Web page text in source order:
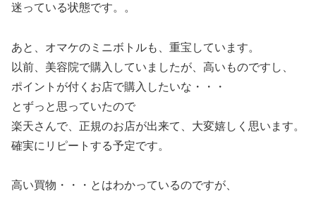
迷っている状態です。。
あと、オマケのミニボトルも、重宝しています。
以前、美容院で購入していましたが、高いものですし、
ポイントが付くお店で購入したいな・・・
とずっと思っていたので
楽天さんで、正規のお店が出来て、大変嬉しく思います。
確実にリピートする予定です。
高い買物・・・とはわかっているのですが、